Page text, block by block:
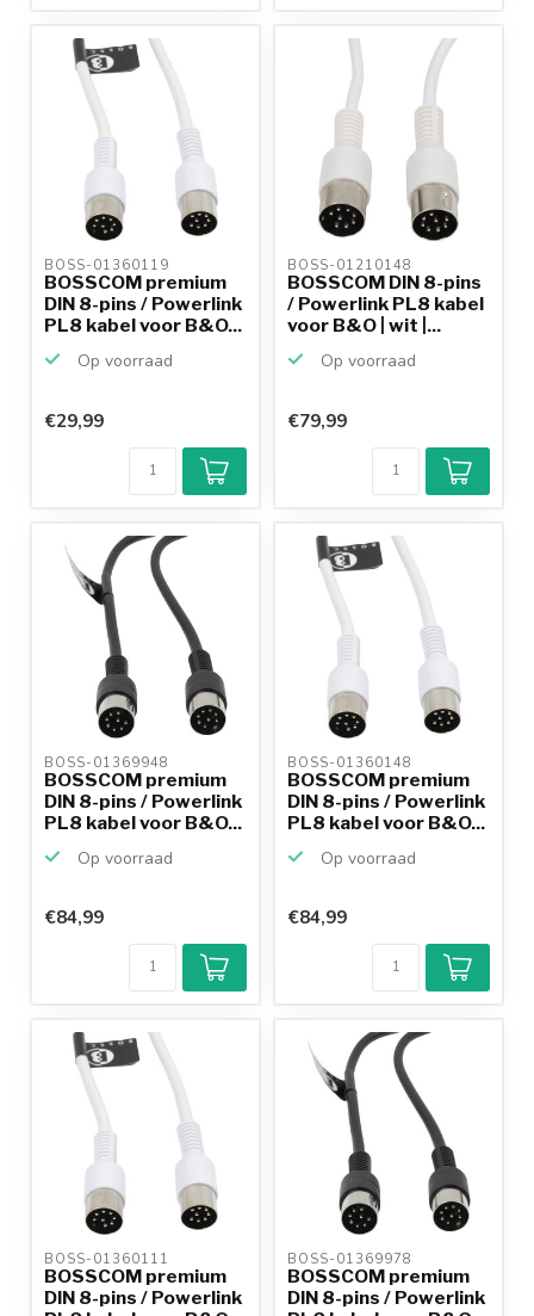
BOSS-01360119
BOSSCOM premium
DIN 8-pins / Powerlink
PL8 kabel voor B&O...
Op voorraad
€29,99
BOSS-01210148
BOSSCOM DIN 8-pins
/ Powerlink PL8 kabel
voor B&O | wit |...
Op voorraad
€79,99
BOSS-01369948
BOSSCOM premium
DIN 8-pins / Powerlink
PL8 kabel voor B&O...
Op voorraad
€84,99
BOSS-01360148
BOSSCOM premium
DIN 8-pins / Powerlink
PL8 kabel voor B&O...
Op voorraad
€84,99
BOSS-01360111
BOSSCOM premium
DIN 8-pins / Powerlink
BOSS-01369978
BOSSCOM premium
DIN 8-pins / Powerlink